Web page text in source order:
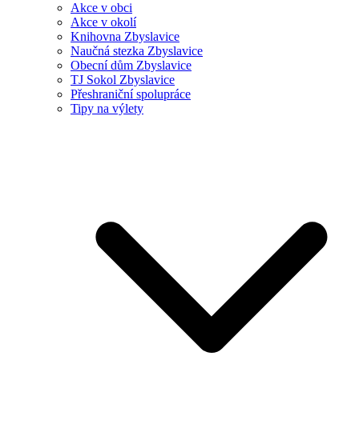
Akce v obci
Akce v okolí
Knihovna Zbyslavice
Naučná stezka Zbyslavice
Obecní dům Zbyslavice
TJ Sokol Zbyslavice
Přeshraniční spolupráce
Tipy na výlety